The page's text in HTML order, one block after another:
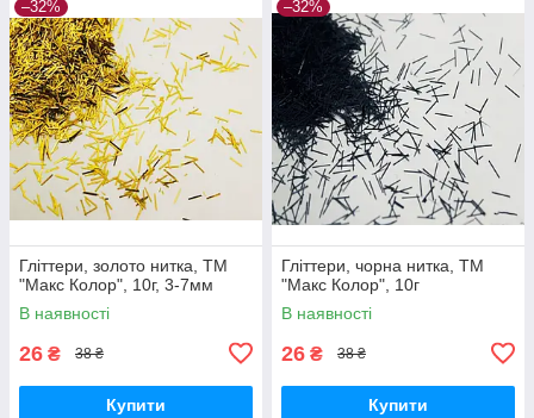
–32%
Гліттери, золото нитка, ТМ
"Макс Колор", 10г, 3-7мм
В наявності
26 ₴ 38 ₴
Купити
–32%
Гліттери, чорна нитка, ТМ
"Макс Колор", 10г
В наявності
26 ₴ 38 ₴
Купити